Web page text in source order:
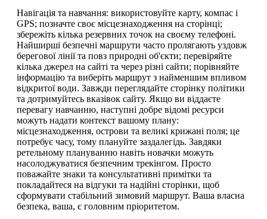
Навігація та навчання: використовуйте карту, компас і
GPS; позначте своє місцезнаходження на сторінці;
збережіть кілька резервних точок на своєму телефоні.
Найширші безпечні маршрути часто пролягають уздовж
берегової лінії та повз природні об'єкти; перевіряйте
кілька джерел на сайті та через різні сайти; порівняйте
інформацію та виберіть маршрут з найменшим впливом
відкритої води. Завжди переглядайте сторінку політики
та дотримуйтесь вказівок сайту. Якщо ви віддаєте
перевагу навчанню, наступні добре відомі ресурси
можуть надати контекст вашому плану:
місцезнаходження, острови та великі крижані поля; це
потребує часу, тому плануйте заздалегідь. Завдяки
ретельному плануванню навіть новачки можуть
насолоджуватися безпечним трекінгом. Просто
поважайте знаки та консультативні примітки та
покладайтеся на відгуки та надійні сторінки, щоб
сформувати стабільний зимовий маршрут. Ваша власна
безпека, ваша, є головним пріоритетом.